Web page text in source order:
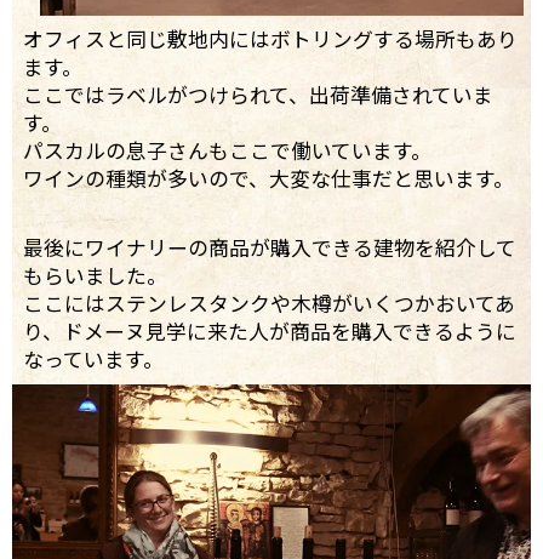
オフィスと同じ敷地内にはボトリングする場所もあり
ます。
ここではラベルがつけられて、出荷準備されていま
す。
パスカルの息子さんもここで働いています。
ワインの種類が多いので、大変な仕事だと思います。
最後にワイナリーの商品が購入できる建物を紹介して
もらいました。
ここにはステンレスタンクや木樽がいくつかおいてあ
り、ドメーヌ見学に来た人が商品を購入できるように
なっています。